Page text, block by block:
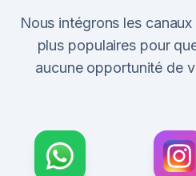
Nous intégrons les
plus populaires pour
aucune opportunité de